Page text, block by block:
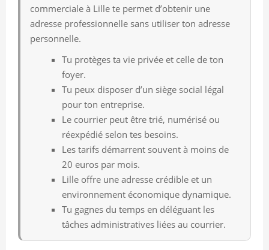
commerciale à Lille te permet d’obtenir une
adresse professionnelle sans utiliser ton adresse
personnelle.
Tu protèges ta vie privée et celle de ton
foyer.
Tu peux disposer d’un siège social légal
pour ton entreprise.
Le courrier peut être trié, numérisé ou
réexpédié selon tes besoins.
Les tarifs démarrent souvent à moins de
20 euros par mois.
Lille offre une adresse crédible et un
environnement économique dynamique.
Tu gagnes du temps en déléguant les
tâches administratives liées au courrier.